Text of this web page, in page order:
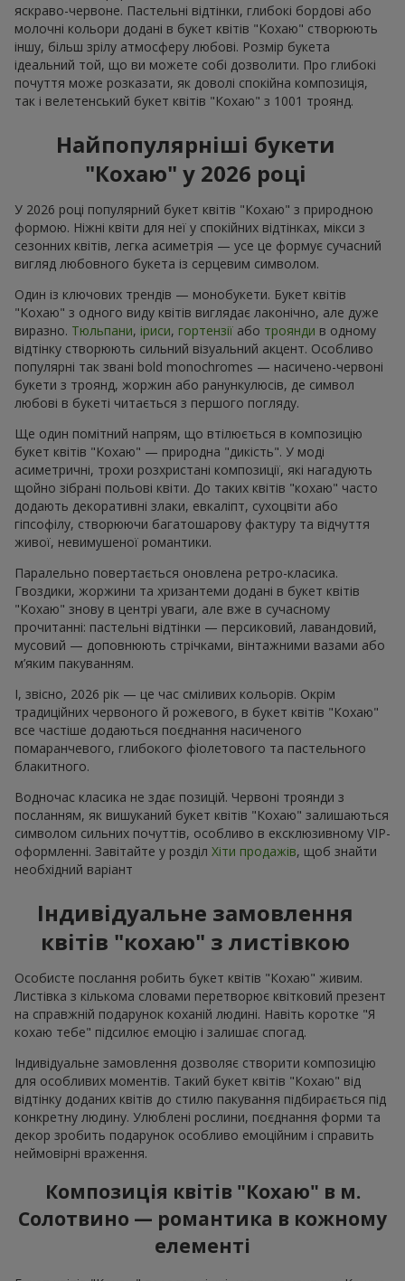
Замовити цей товар
Наші клієнти
Переглянути все
Замовляйте в додатку
Flowers.ua і отримуйте бонуси
Букет квітів "Кохаю" з доставкою по
Солотвину — найкращий спосіб
зізнатися в почуттях
Коли людина хоче розповісти про свої почуття, іноді слова
підібрати надто складно. Тут на допомогу приходить букет
квітів "Кохаю". Букет квітів "Кохаю" говорить все замість
вас; промовляє квітковою мовою почуттів, зрозумілою та
без пояснень. Подарувати букет квітів "Кохаю" не просто
який передає тепло, ніжність і щирість.
Букети "Кохаю" створюються так, щоб зробити
максимальний акцент на настрій. Легкий аромат, продумана
палітра, гармонійна форма — усе працює на те, щоб букет